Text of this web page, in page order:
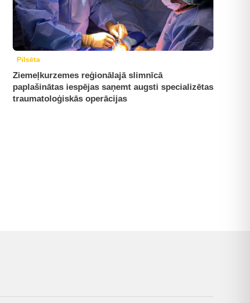
Pilsēta
Ziemeļkurzemes reģionālajā slimnīcā
paplašinātas iespējas saņemt augsti specializētas
traumatoloģiskās operācijas